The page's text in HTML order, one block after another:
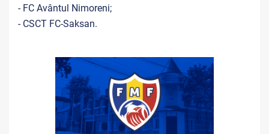
- FC Avântul Nimoreni;
- CSCT FC-Saksan.